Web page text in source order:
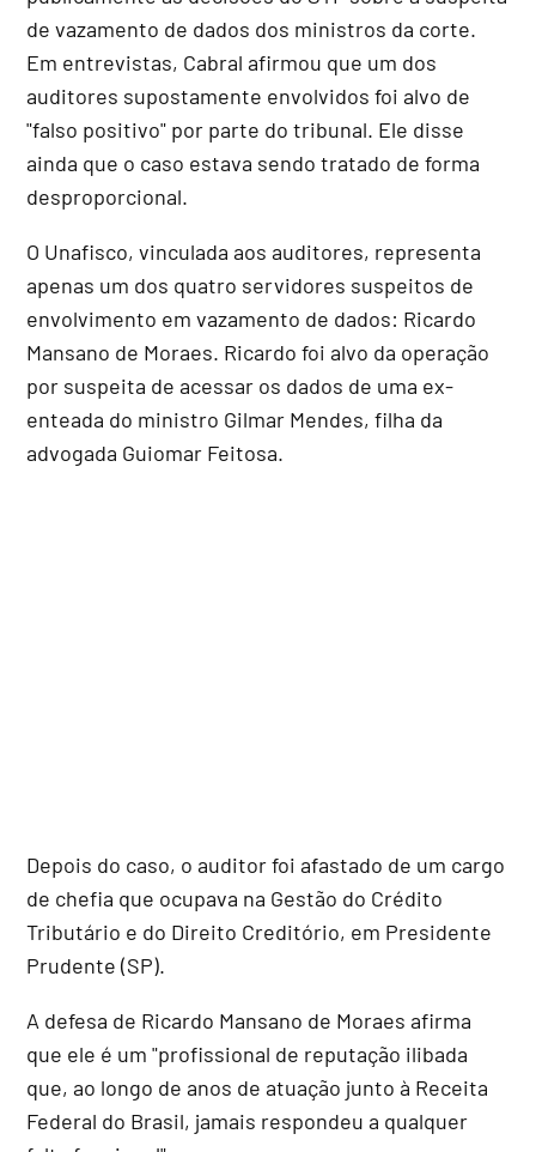
de vazamento de dados dos ministros da corte.
Em entrevistas, Cabral afirmou que um dos
auditores supostamente envolvidos foi alvo de
"falso positivo" por parte do tribunal. Ele disse
ainda que o caso estava sendo tratado de forma
desproporcional.
O Unafisco, vinculada aos auditores, representa
apenas um dos quatro servidores suspeitos de
envolvimento em vazamento de dados: Ricardo
Mansano de Moraes. Ricardo foi alvo da operação
por suspeita de acessar os dados de uma ex-
enteada do ministro Gilmar Mendes, filha da
advogada Guiomar Feitosa.
Depois do caso, o auditor foi afastado de um cargo
de chefia que ocupava na Gestão do Crédito
Tributário e do Direito Creditório, em Presidente
Prudente (SP).
A defesa de Ricardo Mansano de Moraes afirma
que ele é um "profissional de reputação ilibada
que, ao longo de anos de atuação junto à Receita
Federal do Brasil, jamais respondeu a qualquer